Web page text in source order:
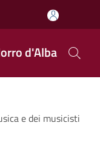
d'Alba
e dei musicisti